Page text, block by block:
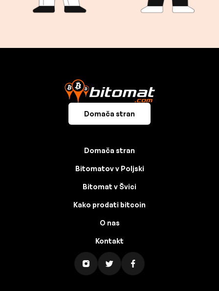
Domača stran
Domača stran
Bitomatov v Poljski
Bitomat v Švici
Kako prodati bitcoin
O nas
Kontakt